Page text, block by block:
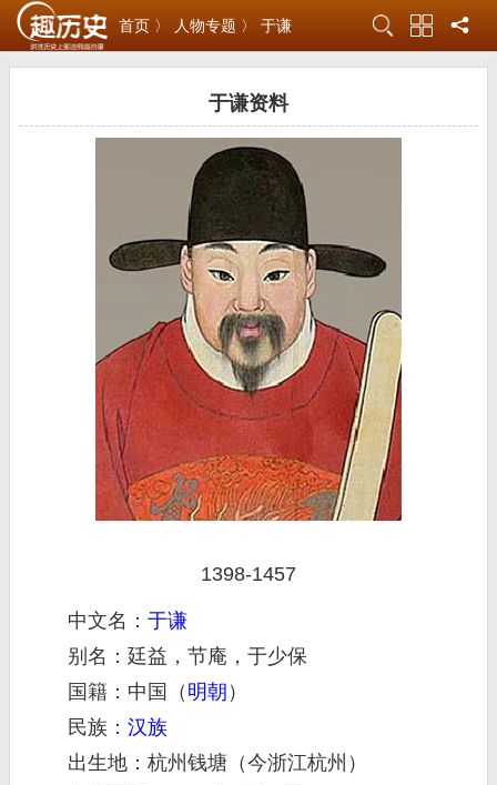
首页 〉 人物专题 〉 于谦
于谦资料
1398-1457
中文名： 于谦
别名：廷益，节庵，于少保
国籍：中国（ 明朝 ）
民族： 汉族
出生地：杭州钱塘（今浙江杭州）